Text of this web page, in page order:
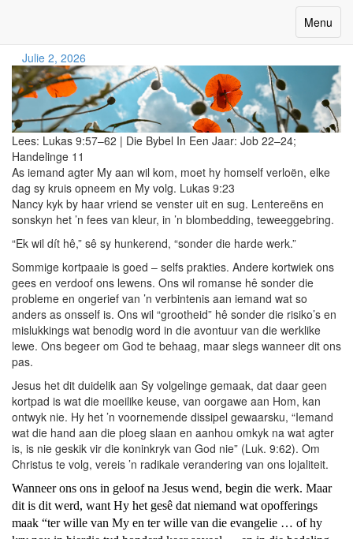
Toggle
Menu
Julie 2, 2026
Lees: Lukas 9:57–62 | Die Bybel In Een Jaar: Job 22–24;
Handelinge 11
As iemand agter My aan wil kom, moet hy homself verloën, elke
dag sy kruis opneem en My volg. Lukas 9:23
Nancy kyk by haar vriend se venster uit en sug. Lentereëns en
sonskyn het ’n fees van kleur, in ’n blombedding, teweeggebring.
“Ek wil dít hê,” sê sy hunkerend, “sonder die harde werk.”
Sommige kortpaaie is goed – selfs prakties. Andere kortwiek ons
gees en verdoof ons lewens. Ons wil romanse hê sonder die
probleme en ongerief van ’n verbintenis aan iemand wat so
anders as onsself is. Ons wil “grootheid” hê sonder die risiko’s en
mislukkings wat benodig word in die avontuur van die werklike
lewe. Ons begeer om God te behaag, maar slegs wanneer dit ons
pas.
Jesus het dit duidelik aan Sy volgelinge gemaak, dat daar geen
kortpad is wat die moeilike keuse, van oorgawe aan Hom, kan
ontwyk nie. Hy het ’n voornemende dissipel gewaarsku, “Iemand
wat die hand aan die ploeg slaan en aanhou omkyk na wat agter
is, is nie geskik vir die koninkryk van God nie” (Luk. 9:62). Om
Christus te volg, vereis ’n radikale verandering van ons lojaliteit.
Wanneer ons ons in geloof na Jesus wend, begin die werk. Maar
dit is dit werd, want Hy het gesê dat niemand wat opofferings
maak “ter wille van My en ter wille van die evangelie … of hy